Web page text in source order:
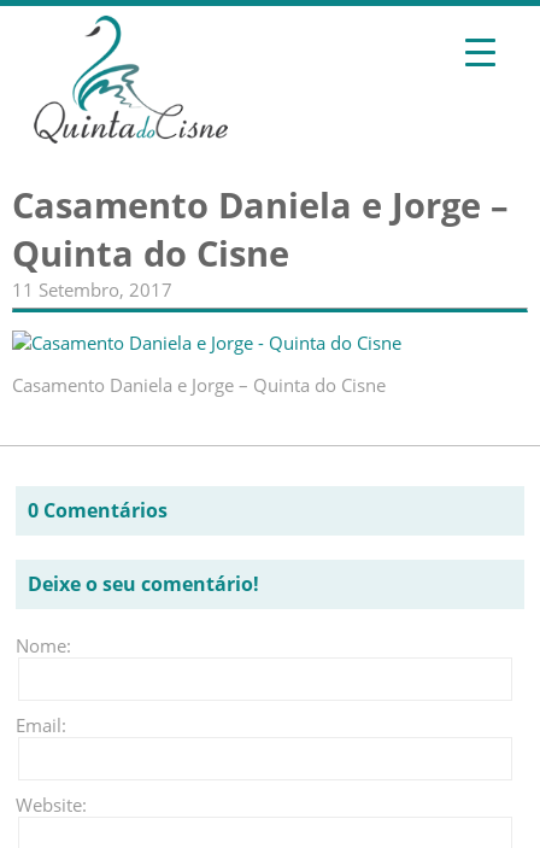
Casamento Daniela e Jorge –
Quinta do Cisne
11 Setembro, 2017
Casamento Daniela e Jorge – Quinta do Cisne
0 Comentários
Deixe o seu comentário!
Nome:
Email:
Website: